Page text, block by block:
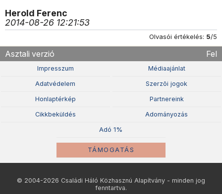
Herold Ferenc
2014-08-26 12:21:53
Olvasói értékelés: 5/5
Asztali verzió Fel
Impresszum Médiaajánlat
Adatvédelem Szerzõi jogok
Honlaptérkép Partnereink
Cikkbeküldés Adományozás
Adó 1%
TÁMOGATÁS
© 2004-2026 Családi Háló Közhasznú Alapítvány - minden jog
fenntartva.